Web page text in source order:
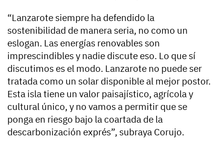
“Lanzarote siempre ha defendido la
sostenibilidad de manera seria, no como un
eslogan. Las energías renovables son
imprescindibles y nadie discute eso. Lo que sí
discutimos es el modo. Lanzarote no puede ser
tratada como un solar disponible al mejor postor.
Esta isla tiene un valor paisajístico, agrícola y
cultural único, y no vamos a permitir que se
ponga en riesgo bajo la coartada de la
descarbonización exprés”, subraya Corujo.